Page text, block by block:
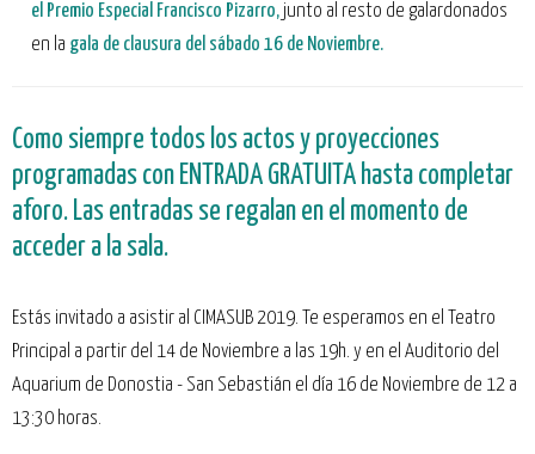
el Premio Especial Francisco Pizarro, junto al resto de galardonados
en la gala de clausura del sábado 16 de Noviembre.
Como siempre todos los actos y proyecciones
programadas con ENTRADA GRATUITA hasta completar
aforo. Las entradas se regalan en el momento de
acceder a la sala.
Estás invitado a asistir al CIMASUB 2019. Te esperamos en el Teatro
Principal a partir del 14 de Noviembre a las 19h. y en el Auditorio del
Aquarium de Donostia - San Sebastián el día 16 de Noviembre de 12 a
13:30 horas.